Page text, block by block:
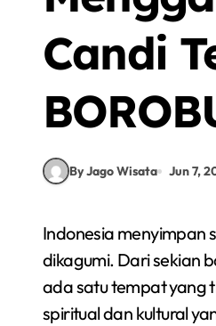
Candi
By Jago Wisata Jun 7,
Indonesia menyimpan sejuta pesona alam dan kekayaan sejarah yang tak pernah habis untuk
dikagumi. Dari sekian
ada satu tempat yang
spiritual dan kultural